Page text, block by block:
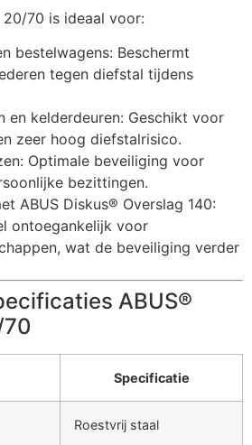
70 is ideaal voor:
bestelwagens: Beschermt
tegen diefstal tijdens
en kelderdeuren: Geschikt voor
zeer hoog diefstalrisico.
Optimale beveiliging voor
bezittingen.
ABUS Diskus® Overslag 140:
ontoegankelijk voor
wat de beveiliging verder
ABUS®
Specificatie
Roestvrij staal